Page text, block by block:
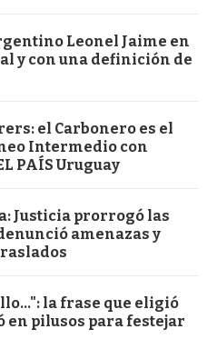
Leonel Jaime en
y con una definición de
el Carbonero es el
Intermedio con
PAÍS Uruguay
Justicia prorrogó las
amenazas y
la frase que eligió
pilusos para festejar